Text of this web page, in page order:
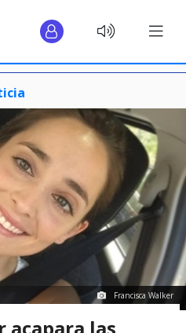
Francisca Walker
acapara las